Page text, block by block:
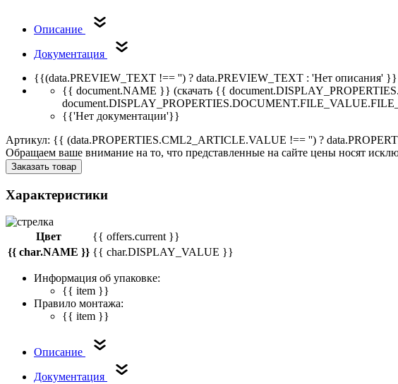
Описание
Документация
{{(data.PREVIEW_TEXT !== '') ? data.PREVIEW_TEXT : 'Нет описания' }}
{{ document.NAME }} (скачать {{
{{'Нет документации'}}
Артикул: {{ (data.PROPERTIES.CML2_ARTICLE.VALUE !== '') ?
Обращаем ваше внимание на то, что представленные на сайте цены носят
Заказать товар
Характеристики
Цвет
{{ offers.current }}
{{ char.NAME }} {{ char.DISPLAY_VALUE }}
Информация об упаковке:
{{ item }}
Правило монтажа:
{{ item }}
Описание
Документация